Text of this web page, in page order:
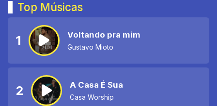
Top Músicas
1 Voltando pra mim
Gustavo Mioto
2 A Casa É Sua
Casa Worship